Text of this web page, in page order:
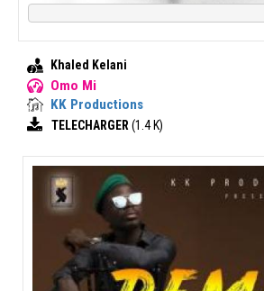
Khaled Kelani
Omo Mi
KK Productions
TELECHARGER (1.4 K)